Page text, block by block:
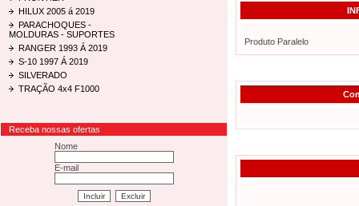
HILUX 2005 á 2019
PARACHOQUES -
MOLDURAS - SUPORTES
RANGER 1993 Á 2019
S-10 1997 Á 2019
SILVERADO
TRAÇÃO 4x4 F1000
Receba nossas ofertas
Nome
E-mail
Produto Paralelo